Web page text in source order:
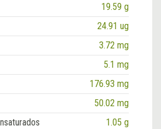
19.59 g
24.91 ug
3.72 mg
5.1 mg
176.93 mg
50.02 mg
1.05 g